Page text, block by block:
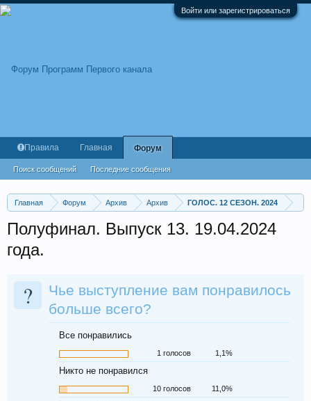
Войти или зарегистрироваться
Главная Форум Архив Архив ГОЛОС. 12 СЕЗОН. 2024
Полуфинал. Выпуск 13. 19.04.2024
года.
?
Чье выступление вам понравилось
больше всего?
Все понравились
1 голосов 1,1%
Никто не понравился
10 голосов 11,0%
Правила Главная Форум
Поиск сообщений Последние сообщения